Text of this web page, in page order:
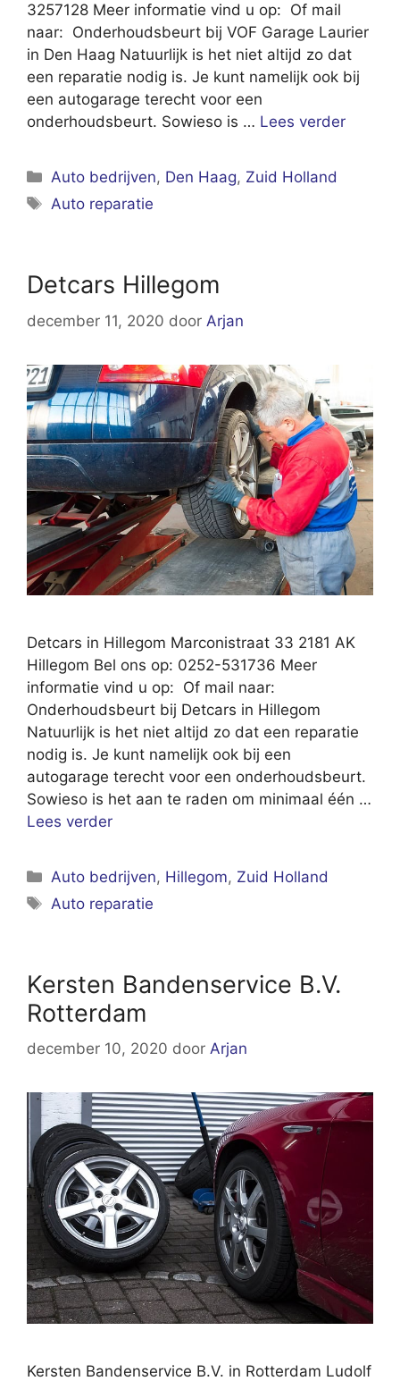
3257128 Meer informatie vind u op: Of mail
naar: Onderhoudsbeurt bij VOF Garage Laurier
in Den Haag Natuurlijk is het niet altijd zo dat
een reparatie nodig is. Je kunt namelijk ook bij
een autogarage terecht voor een
onderhoudsbeurt. Sowieso is … Lees verder
Categorieën
Auto bedrijven, Den Haag, Zuid Holland
Tags
Auto reparatie
Detcars Hillegom
december 11, 2020 door Arjan
Detcars in Hillegom Marconistraat 33 2181 AK
Hillegom Bel ons op: 0252-531736 Meer
informatie vind u op: Of mail naar:
Onderhoudsbeurt bij Detcars in Hillegom
Natuurlijk is het niet altijd zo dat een reparatie
nodig is. Je kunt namelijk ook bij een
autogarage terecht voor een onderhoudsbeurt.
Sowieso is het aan te raden om minimaal één …
Lees verder
Categorieën
Auto bedrijven, Hillegom, Zuid Holland
Tags
Auto reparatie
Kersten Bandenservice B.V.
Rotterdam
december 10, 2020 door Arjan
Kersten Bandenservice B.V. in Rotterdam Ludolf